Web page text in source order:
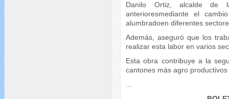
Danilo Ortiz, alcalde de
anterioresmediante el
alumbradoen diferentes
Además, aseguró que los
realizar esta labor en varios
Esta obra contribuye a la
cantones más agro